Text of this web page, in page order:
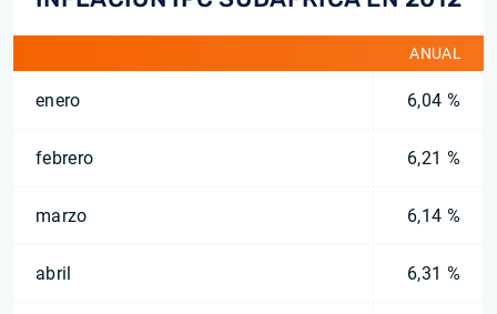
ANUAL
enero 6,04 %
febrero 6,21 %
marzo 6,14 %
abril 6,31 %